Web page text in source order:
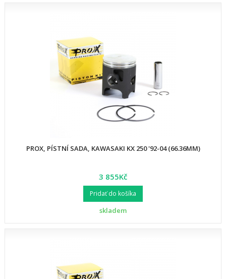
PROX, PÍSTNÍ SADA, KAWASAKI KX 250 '92-04 (66.36MM)
3 855Kč
Pridať do košíka
skladem